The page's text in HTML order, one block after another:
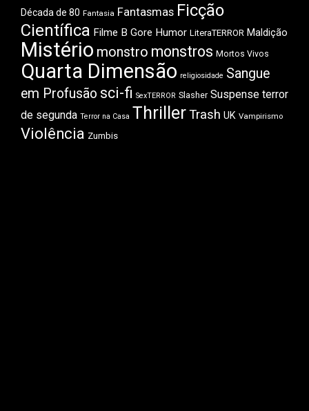
Década de 80 Fantasia Fantasmas Ficção
Científica Filme B Gore Humor LiteraTERROR Maldição
Mistério monstro monstros Mortos Vivos
Quarta Dimensão religiosidade Sangue
em Profusão sci-fi SexTERROR Slasher Suspense terror
de segunda Terror na Casa ThrillerTrash UK Vampirismo
Violência Zumbis